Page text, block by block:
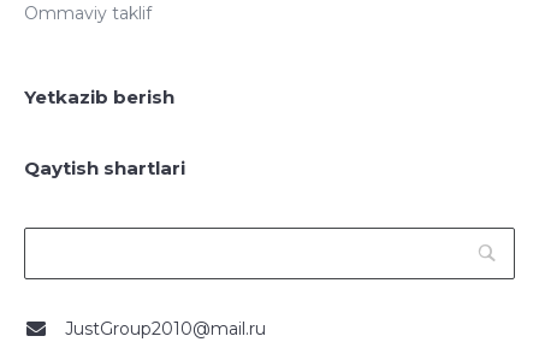
Ommaviy taklif
Yetkazib berish
Qaytish shartlari
JustGroup2010@mail.ru